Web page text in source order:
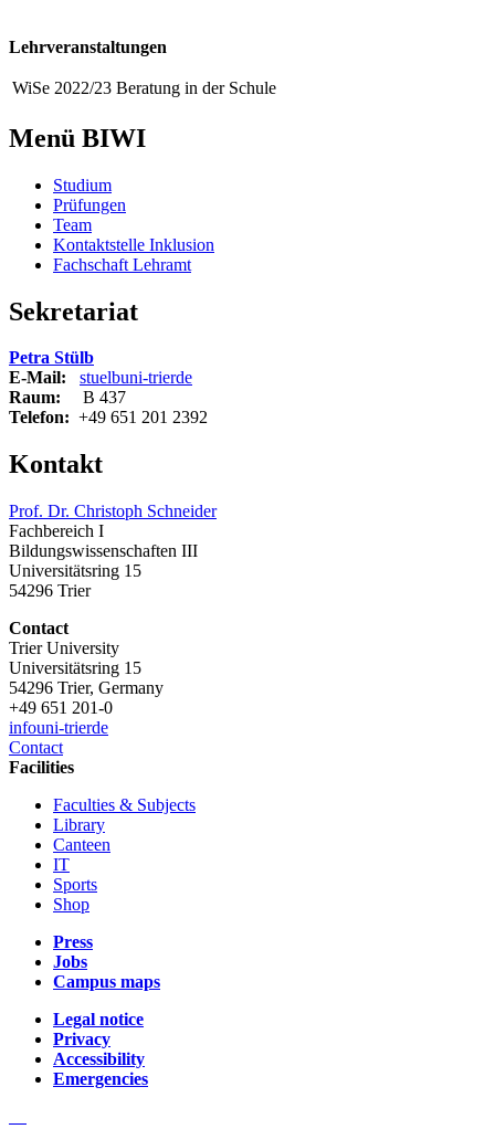
Lehrveranstaltungen
WiSe 2022/23 Beratung in der Schule
Menü BIWI
Studium
Prüfungen
Team
Kontaktstelle Inklusion
Fachschaft Lehramt
Sekretariat
Petra Stülb
E-Mail:
stuelbuni-trierde
Raum: B 437
Telefon: +49 651 201 2392
Kontakt
Prof. Dr. Christoph Schneider
Fachbereich I
Bildungswissenschaften III
Universitätsring 15
54296 Trier
Contact
Trier University
Universitätsring 15
54296 Trier, Germany
+49 651 201-0
infouni-trierde
Contact
Facilities
Faculties & Subjects
Library
Canteen
IT
Sports
Shop
Press
Jobs
Campus maps
Legal notice
Privacy
Accessibility
Emergencies